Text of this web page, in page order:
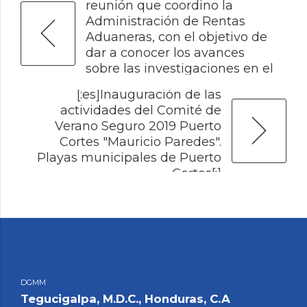
reunión que coordino la
Administración de Rentas
Aduaneras, con el objetivo de
dar a conocer los avances
sobre las investigaciones en el
[:es]Inauguración de las
actividades del Comité de
Verano Seguro 2019 Puerto
Cortes "Mauricio Paredes".
Playas municipales de Puerto
Cortes[:]
DGMM
Tegucigalpa, M.D.C., Honduras, C.A